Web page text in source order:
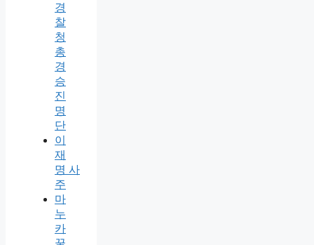
경
찰
청
총
경
승
진
명
단
이
재
명 사
주
마
누
카